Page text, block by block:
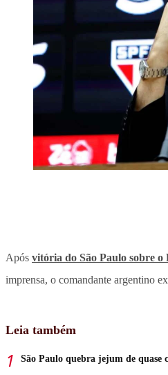
Após vitória do São Paulo sobre o
imprensa, o comandante argentino
Leia também
São Paulo quebra jejum de quase